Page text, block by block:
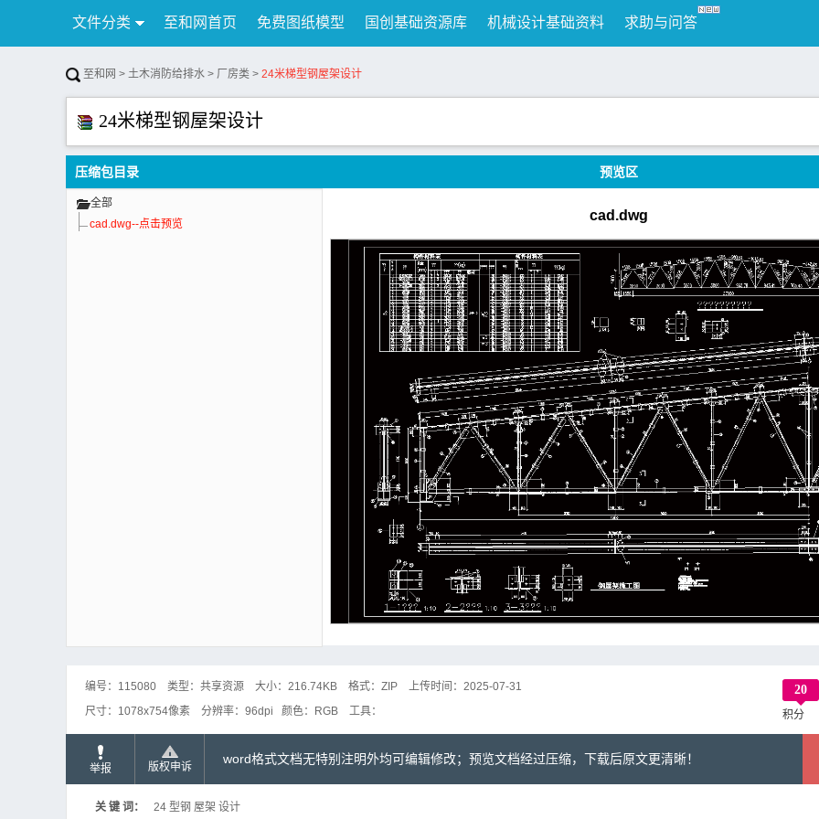
文件分类 至和网首页 免费图纸模型 国创基础资源库 机械设计基础资料 求助与问答
行业资讯 公告 联系我们
至和网 > 土木消防给排水 > 厂房类 > 24米梯型钢屋架设计
24米梯型钢屋架设计
压缩包目录 预览区
全部
cad.dwg--点击预览
cad.dwg
编号： 115080 类型： 共享资源 大小： 216.74KB 格式： ZIP 上传时间： 2025-07-31
尺寸： 1078x754像素 分辨率： 96dpi 颜色： RGB 工具：
20
积分
举报 版权申诉
word格式文档无特别注明外均可编辑修改；预览文档经过压缩，下载后原文更清晰！
关 键 词： 24 型钢 屋架 设计